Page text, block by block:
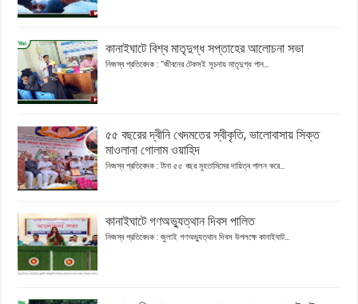
কানাইঘাটে বিশ্ব মাতৃদুগ্ধ সপ্তাহের আলোচনা সভা
নিজস্ব প্রতিবেদক : “জীবনের টেকসই সূচনায় মাতৃদুগ্ধ পান...
৫৫ বছরের দ্বীনি খেদমতের স্বীকৃতি, ভালোবাসায় সিক্ত
মাওলানা গোলাম ওয়াহিদ
নিজস্ব প্রতিবেদক : টানা ৫৫ বছর মুহতামিমের দায়িত্ব পালন করে...
কানাইঘাটে গণঅভ্যুত্থান দিবস পালিত
নিজস্ব প্রতিবেদক : জুলাই গণঅভ্যুত্থান দিবস উপলক্ষে কানাইঘাট...